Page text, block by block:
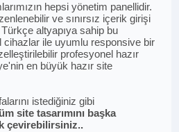
hepsi yönetim panellidir.
ve sınırsız içerik girişi
altyapıya sahip bu
cihazlar ile uyumlu responsive bir
profesyonel hazır
en büyük hazır site
istediğiniz gibi
site tasarımını başka
çevirebilirsiniz..